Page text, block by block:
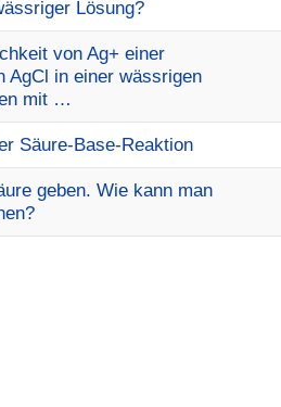
Lösung?
von Ag+ einer
AgCl in einer wässrigen
mit …
Säure-Base-Reaktion
geben. Wie kann man